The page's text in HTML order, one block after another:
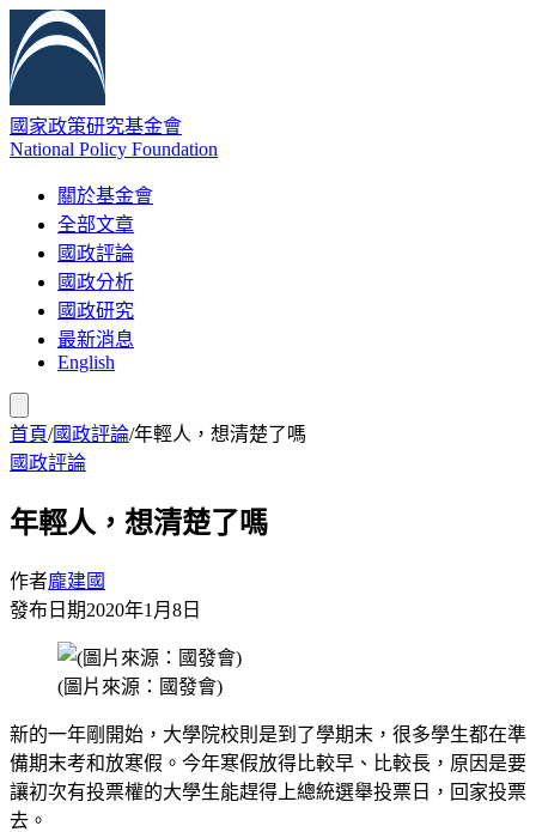
國家政策研究基金會
National Policy Foundation
關於基金會
全部文章
國政評論
國政分析
國政研究
最新消息
English
首頁/國政評論/年輕人，想清楚了嗎
國政評論
年輕人，想清楚了嗎
作者龐建國
發布日期2020年1月8日
(圖片來源：國發會)
新的一年剛開始，大學院校則是到了學期末，很多學生都在準
備期末考和放寒假。今年寒假放得比較早、比較長，原因是要
讓初次有投票權的大學生能趕得上總統選舉投票日，回家投票
去。